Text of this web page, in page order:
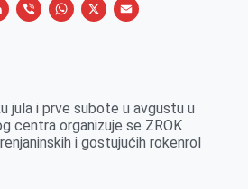
L
e
d
V
r
W
s
A
X
E
l
jula i prve subote u avgustu u
centra organizuje se ZROK
i gostujućih rokenrol